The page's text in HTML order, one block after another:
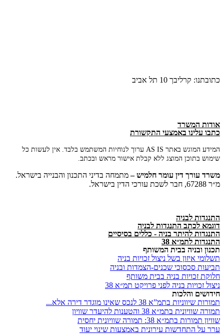
כתובתנו: קרליבך 10 תל אביב
אודות המשרד
כתבו עלינו באמצעי התקשורת
המידע המוגש באתר AS IS ערוך לנוחיות המשתמש בלבד. אין לעשות כל
שימוש בתוכן המוצג ללא קבלת אישור מראש ובכתב.
משרד עורך דין עומר חלמיש –מתמחה בדיני התכנון והבנייה בישראל.
מ״ר 67288, חבר לשכת עורכי הדין בישראל.
התנגדות לבניה
דוגמא לכתב התנגדות לבניה
התנגדות להיתר בניה - כללים בסיסיים
התנגדות לתמ״א 38
תכנון ובניה בבית המשותף
תשלומי איזון בשל ניצול זכויות בניה
תביעות סכסוכי שכנים-הצמדות ובניה
חלוקת זכויות בניה בבית משותף
ניצול זכויות בניה לפני פרויקט תמ״א 38
חידושים והלכות
תמורות שיווניות בתמ”א 38 לנכס שאינו מוגדר דירה אלא...
תמורה שוויונית בתמ״א 38 והטענות להיעדר שוויון
שוויון תמורות בתמ״א 38: תמורה שוויונית יחסית
ערר על התחדשות עירונית באמצעות שינוי יעוד